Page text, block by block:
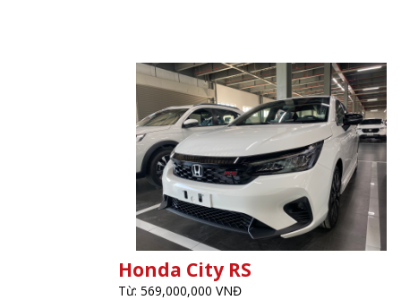
Honda City RS
Từ: 569,000,000 VNĐ